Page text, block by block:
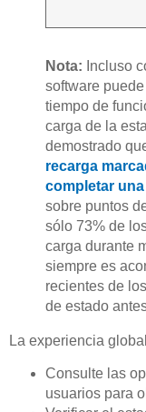
Nota: Incluso
software
tiempo de
carga de la
demostrado
recarga
completar
sobre puntos
sólo 73% de
carga durante
siempre es
recientes de
de estado
La experiencia
Consulte las
usuarios para